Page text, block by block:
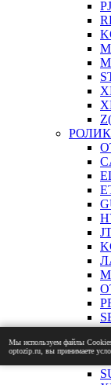
PJ
Мы используем файлы
optozip.ru, вы принимаете